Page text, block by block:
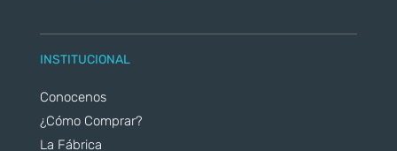
INSTITUCIONAL
Conocenos
¿Cómo Comprar?
La Fábrica